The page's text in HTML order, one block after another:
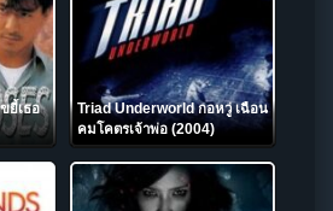
ยี้เธอ
Triad Underworld กอหวู่ เฉือน
คมโคตรเจ้าพ่อ (2004)